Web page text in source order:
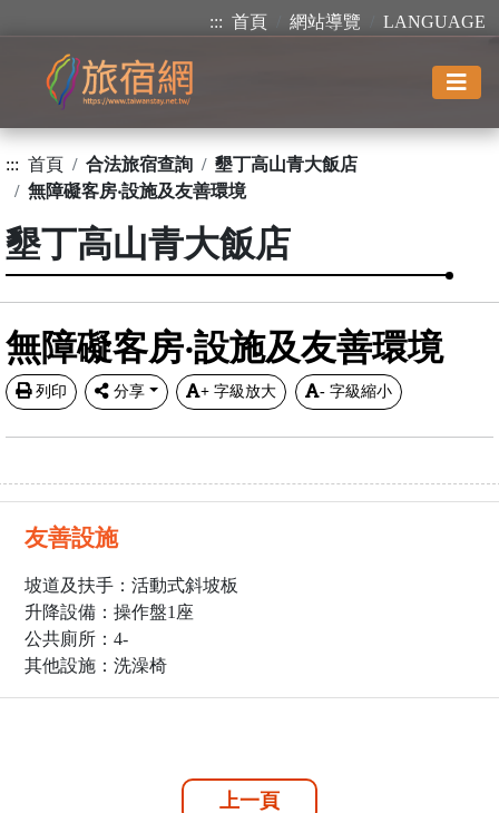
::: 首頁 網站導覽 LANGUAGE
::: 首頁 合法旅宿查詢
墾丁高山青大飯店
無障礙客房‧設施及友善環境
墾丁高山青大飯店
無障礙客房‧設施及友善環境
列印 分享 + 字級放大 - 字級縮小
友善設施
坡道及扶手：活動式斜坡板
升降設備：操作盤1座
公共廁所：4-
其他設施：洗澡椅
上一頁